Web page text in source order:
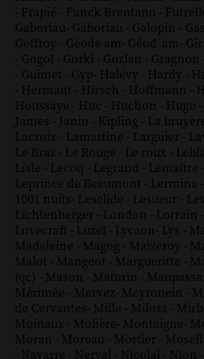
- Frapié - Funck Brentano -
Gaboriau- Gaboriau - Galopin -
Geffroy - Géode am- Géod´am-
- Gogol - Gorki - Gozlan - Gragnon
- Guimet - Gyp- Halévy - Hardy -
- Hermant - Hirsch - Hoffmann -
Houssaye - Huc - Huchon - Hugo -
James - Janin - Kipling - La
Lacroix - Lamartine - Larguier -
Le Braz - Le Rouge - Le roux -
Lisle - Lecoq - Legrand - Lemaître -
Leprince de Beaumont - Lermina -
1001 nuits- Lesclide - Lesueur -
Lichtenberger - London - Lorrain -
Lovecraft - Luzel - Lycaon- Lys -
Madeleine - Magog - Maizeroy -
Malot - Mangeot - Margueritte -
(qc) - Mason - Maturin -
Mérimée - Mervez- Meyronein -
de Cervantes- Mille - Milosz -
Moinaux - Molière- Montaigne-
Moran - Moreau - Mortier - Moselli
- Navarre - Nerval - Nicolaï - Nion -